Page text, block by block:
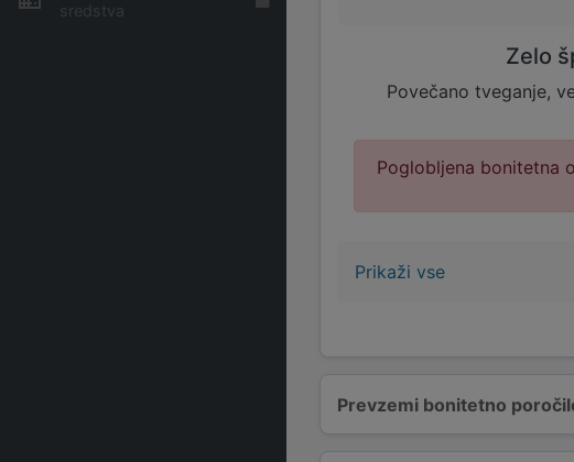
sredstva
Prevzemi bonitetno
Zelo
Povečano tveganje,
Poglobljena bonitetna
Prikaži vse